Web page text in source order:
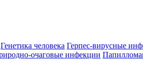
Генетика человека Герпес-вирусные
очаговые инфекции